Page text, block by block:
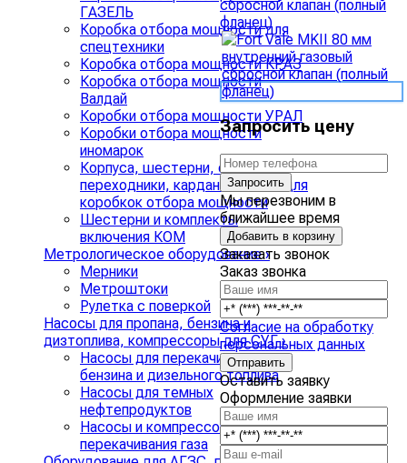
ГАЗЕЛЬ
Коробка отбора мощности для
спецтехники
Коробка отбора мощности КРАЗ
Коробка отбора мощности
Валдай
Коробки отбора мощности УРАЛ
Коробки отбора мощности
иномарок
Корпуса, шестерни, фланцы,
переходники, карданные валы для
коробкок отбора мощности
Шестерни и комплекты
включения КОМ
Метрологическое оборудование›
Мерники
Метроштоки
Рулетка с поверкой
Насосы для пропана, бензина и
дизтоплива, компрессоры для СУГ›
Насосы для перекачивания
бензина и дизельного топлива
Насосы для темных
нефтепродуктов
Насосы и компрессоры для
перекачивания газа
Запросить цену
Запросить
Мы перезвоним в
ближайшее время
Добавить в корзину
Заказать звонок
Заказ звонка
Согласие на обработку
персональных данных
Оставить заявку
Оформление заявки